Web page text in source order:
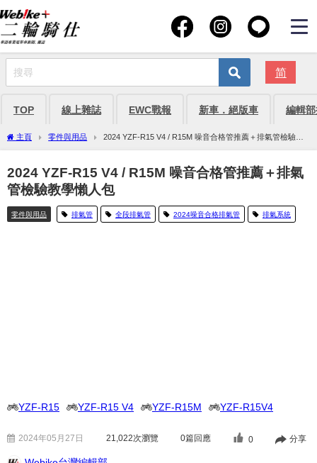
简
TOP 線上雜誌 EWC戰報 新車．絕版車 編輯
主頁 零件與用品
2024 YZF-R15 V4 / R15M 噪音合格管推薦＋排氣管檢驗教
學懶人包
2024 YZF-R15 V4 / R15M 噪音合格管推薦＋排氣
管檢驗教學懶人包
零件與用品 排氣管 全段排氣管 2024噪音合格排氣管 排氣系統
YZF-R15 YZF-R15 V4 YZF-R15M YZF-R15V4
2024年05月27日 21,022次瀏覽 0篇回應 0 分享